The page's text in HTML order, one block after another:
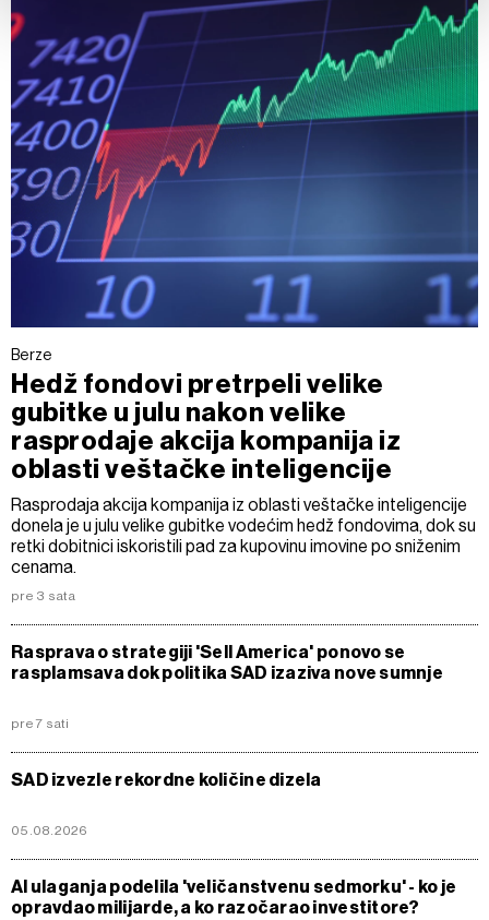
. Više o podacima koje obrađujemo kao i o
vašim pravima pročitajte u našoj
Politici privatnosti, a o
kolačićima i drugim sličnim tehnologijama uPolitici
kolačića.
Kolačiće u bilo kojem trenutku možete ponovno ažurirati
klikom na „Prikaži detalje“. Pristanak možete u bilo kojem
trenutku opozvati bez negativnih posledica.
Berze
Hedž fondovi pretrpeli velike
gubitke u julu nakon velike
rasprodaje akcija kompanija iz
oblasti veštačke inteligencije
Rasprodaja akcija kompanija iz oblasti veštačke inteligencije
donela je u julu velike gubitke vodećim hedž fondovima, dok su
retki dobitnici iskoristili pad za kupovinu imovine po sniženim
cenama.
pre 3 sata
Rasprava o strategiji 'Sell America' ponovo se
rasplamsava dok politika SAD izaziva nove sumnje
pre 7 sati
SAD izvezle rekordne količine dizela
05.08.2026
AI ulaganja podelila 'veličanstvenu sedmorku' - ko je
opravdao milijarde, a ko razočarao investitore?